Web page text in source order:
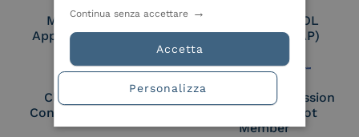
Membro Adobe
Approved Trust List
Certified PEPPOL
Access Point (AP)
Cloud Signature
Consortium Member
European Commission
Large Scale Pilot
Member
Accetta
Continua senza accettare
Personalizza